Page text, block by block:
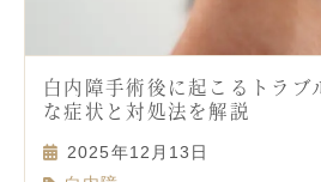
白内障手術後に起こるトラ
な症状と対処法を解説
2025年12月13日